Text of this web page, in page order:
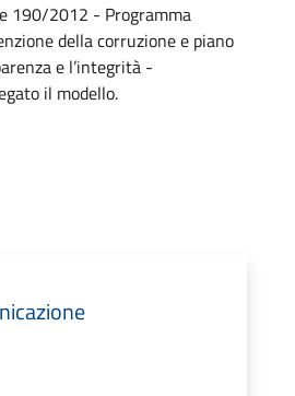
190/2012 - Programma
della corruzione e piano
e l’integrità -
il modello.